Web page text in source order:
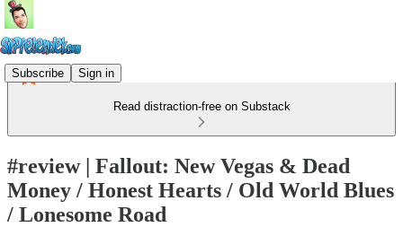
Subscribe Sign in
Read distraction-free on Substack
#review | Fallout: New Vegas & Dead
Money / Honest Hearts / Old World Blues
/ Lonesome Road